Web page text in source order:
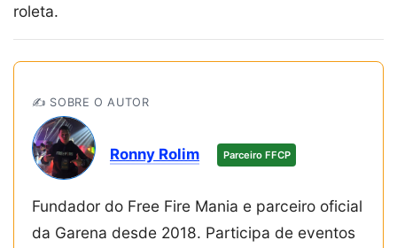
roleta.
✍️ SOBRE O AUTOR
Ronny Rolim Parceiro FFCP
Fundador do Free Fire Mania e parceiro oficial
da Garena desde 2018. Participa de eventos